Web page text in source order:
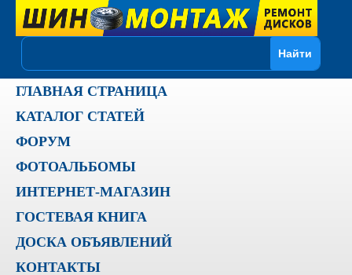
ГЛАВНАЯ СТРАНИЦА
КАТАЛОГ СТАТЕЙ
ФОРУМ
ФОТОАЛЬБОМЫ
ИНТЕРНЕТ-МАГАЗИН
ГОСТЕВАЯ КНИГА
ДОСКА ОБЪЯВЛЕНИЙ
КОНТАКТЫ